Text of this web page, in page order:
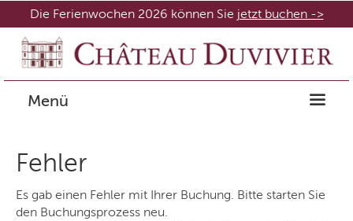
Die Ferienwochen 2026 können Sie jetzt buchen ->
Menü
Fehler
Es gab einen Fehler mit Ihrer Buchung. Bitte starten Sie
den Buchungsprozess neu.